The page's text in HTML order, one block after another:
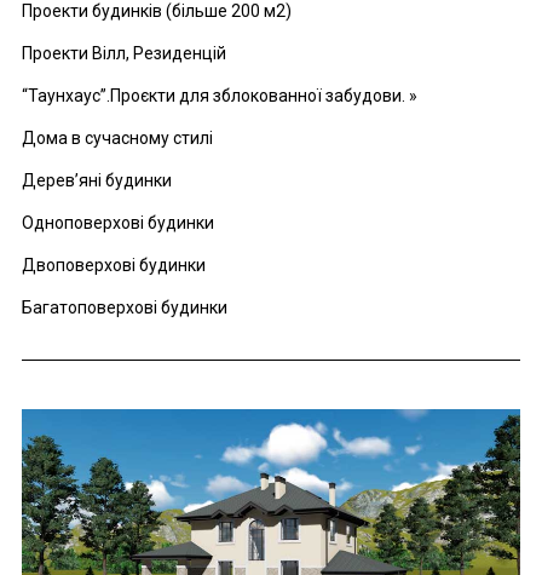
Проекти будинків (більше 200 м2)
Проекти Вілл, Резиденцій
“Таунхаус”.Проєкти для зблокованної забудови. »
Дома в сучасному стилі
Дерев’яні будинки
Одноповерхові будинки
Двоповерхові будинки
Багатоповерхові будинки